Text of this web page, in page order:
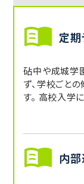
定期
砧中や成城学
ず、学校ごと
す。 高校入学
使いながら、
を目指します
らの宿題や自
す。
内